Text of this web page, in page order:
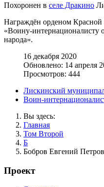
Похоронен в селе Дракино
Награждён орденом
«Воину-интернационалисту
народа».
16 декабря 2020
Обновлено: 14 апреля
Просмотров: 444
Лискинский
Воин-
Вы здесь:
Главная
Том Второй
Б
Бобров Евгений
Проект